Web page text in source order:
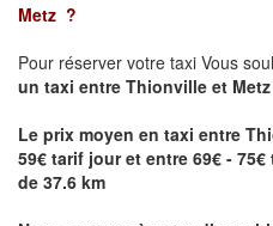
Metz ?
Pour réserver votre taxi Vous
un taxi entre Thionville et
Le prix moyen en taxi entre
59€ tarif jour et entre 69€ -
de 37.6 km